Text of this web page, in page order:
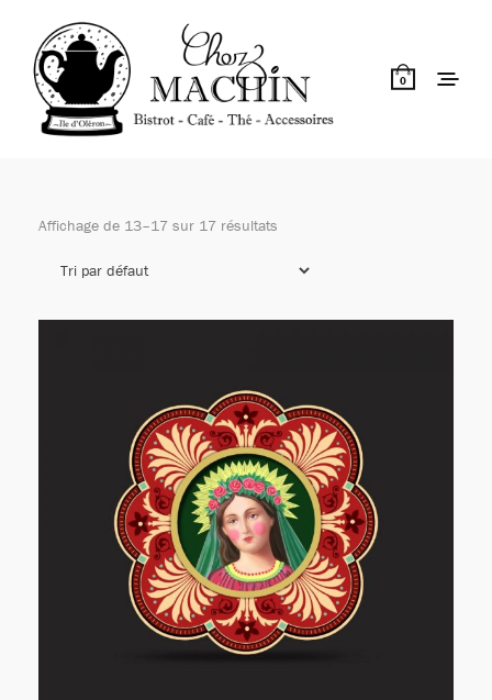
0
Affichage de 13–17 sur 17 résultats